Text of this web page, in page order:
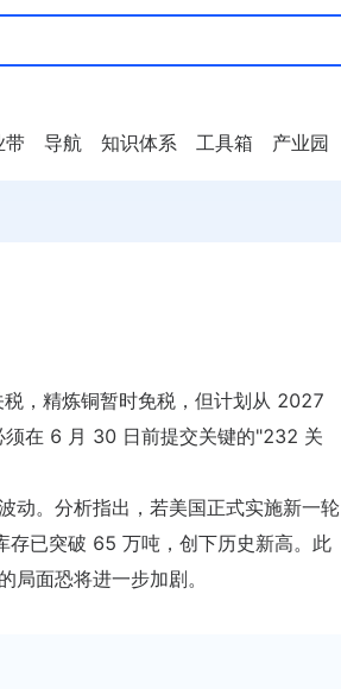
带 导航 知识体系 工具箱 产业园
，精炼铜暂时免税，但计划从 2027
须在 6 月 30 日前提交关键的"232 关
动。分析指出，若美国正式实施新一轮
存已突破 65 万吨，创下历史新高。此
面恐将进一步加剧。